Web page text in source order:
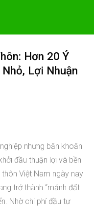
Hơn 20 Ý
Lợi Nhuận
nhưng băn khoăn
đầu thuận lợi và bền
Việt Nam ngày nay
trở thành “mảnh đất
Nhờ chi phí đầu tư